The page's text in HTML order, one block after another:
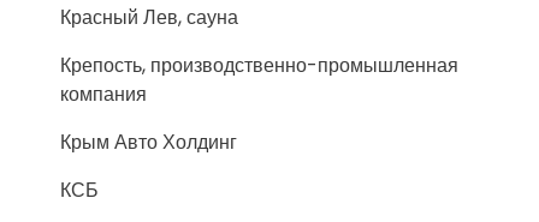
Красный Лев, сауна
Крепость, производственно-промышленная
компания
Крым Авто Холдинг
КСБ